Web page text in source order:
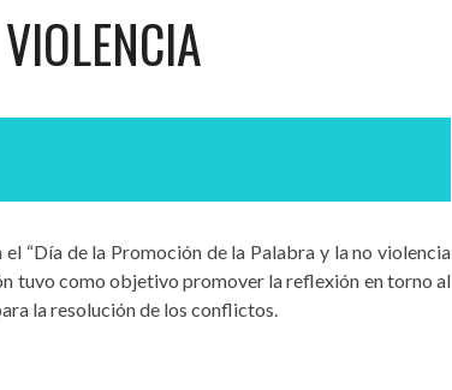
“Día de la Promoción de la Palabra y la no violencia
tuvo como objetivo promover la reflexión en torno al
la resolución de los conflictos.